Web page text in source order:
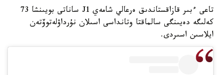
تاعى ءبىر قازاقستاندىق ەرعالي شامەي J1 ساناتى بويىنشا 73
كەلىگە دەيىنگى سالماقتا وتانداسى اسىلان نۇرداۋلەتوۆتەن
ايلاسىن اسىردى.